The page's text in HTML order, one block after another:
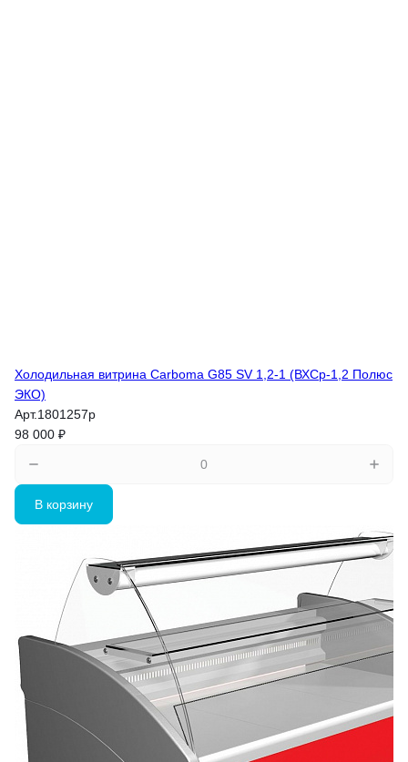
Холодильная витрина Carboma G85 SV 1,2-1 (ВХСр-1,2 Полюс
ЭКО)
Арт.1801257p
98 000 ₽
В корзину